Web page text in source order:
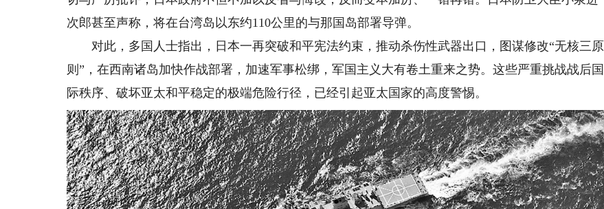
次郎甚至声称，将在台湾岛以东约110公里的与那国岛部署导弹。
对此，多国人士指出，日本一再突破和平宪法约束，推动杀伤性武器出口，图谋修改“无核三原
则”，在西南诸岛加快作战部署，加速军事松绑，军国主义大有卷土重来之势。这些严重挑战战后国
际秩序、破坏亚太和平稳定的极端危险行径，已经引起亚太国家的高度警惕。